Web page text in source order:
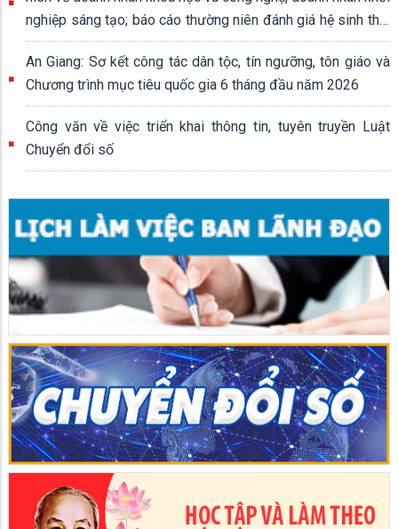
nghiệp sáng tạo; báo cáo thường niên đánh giá hệ sinh thái
khởi nghiệp sáng tạo quốc gia
An Giang: Sơ kết công tác dân tộc, tín ngưỡng, tôn giáo và
Chương trình mục tiêu quốc gia 6 tháng đầu năm 2026
Công văn về việc triển khai thông tin, tuyên truyền Luật
Chuyển đổi số